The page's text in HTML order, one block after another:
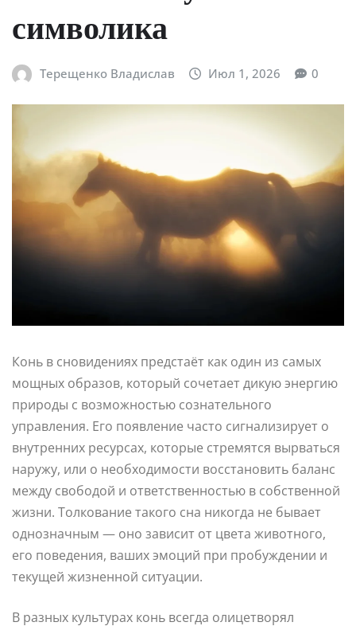
символика
Терещенко Владислав Июл 1, 2026 0
Конь в сновидениях предстаёт как один из самых
мощных образов, который сочетает дикую энергию
природы с возможностью сознательного
управления. Его появление часто сигнализирует о
внутренних ресурсах, которые стремятся вырваться
наружу, или о необходимости восстановить баланс
между свободой и ответственностью в собственной
жизни. Толкование такого сна никогда не бывает
однозначным — оно зависит от цвета животного,
его поведения, ваших эмоций при пробуждении и
текущей жизненной ситуации.
В разных культурах конь всегда олицетворял